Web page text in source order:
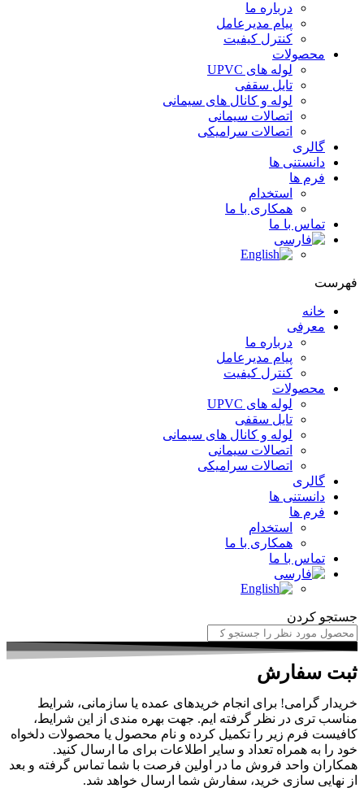
درباره ما
پیام مدیرعامل
کنترل کیفیت
محصولات
لوله های UPVC
تایل سقفی
لوله و کانال های سیمانی
اتصالات سیمانی
اتصالات سرامیکی
گالری
دانستنی ها
فرم ها
استخدام
همکاری با ما
تماس با ما
خانه
معرفی
درباره ما
پیام مدیرعامل
کنترل کیفیت
محصولات
لوله های UPVC
تایل سقفی
لوله و کانال های سیمانی
اتصالات سیمانی
اتصالات سرامیکی
گالری
دانستنی ها
فرم ها
استخدام
همکاری با ما
تماس با ما
کردن
سفارش
گرامی! برای انجام خریدهای عمده یا سازمانی، شرایط
تری در نظر گرفته ایم. جهت بهره مندی از این شرایط،
فرم زیر را تکمیل کرده و نام محصول یا محصولات دلخواه
را به همراه تعداد و سایر اطلاعات برای ما ارسال کنید.
واحد فروش ما در اولین فرصت با شما تماس گرفته و بعد
نهایی سازی خرید، سفارش شما ارسال خواهد شد.